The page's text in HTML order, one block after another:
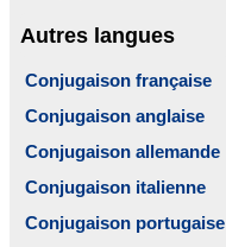
Autres langues
Conjugaison française
Conjugaison anglaise
Conjugaison allemande
Conjugaison italienne
Conjugaison portugaise